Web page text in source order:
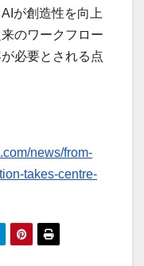
が創造性を向上
のワークフロー
必要とされる点
news/from-
takes-centre-